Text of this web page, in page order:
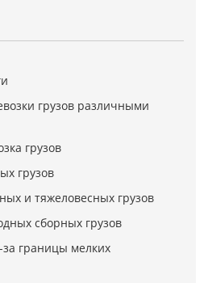
грузов различными
грузов
грузов
и тяжеловесных грузов
сборных грузов
за границы мелких